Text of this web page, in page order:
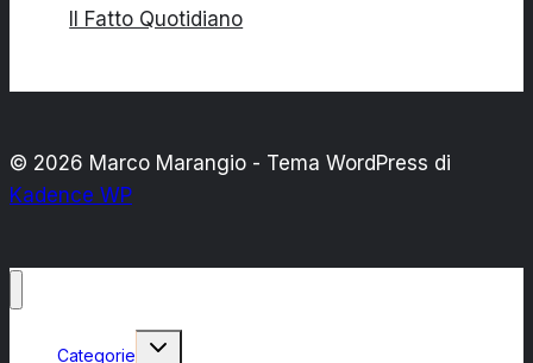
Il Fatto Quotidiano
© 2026 Marco Marangio - Tema WordPress di
Kadence WP
Categorie
Alterna